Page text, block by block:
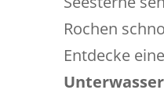
Rochen
Entdecke eine